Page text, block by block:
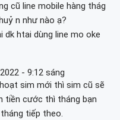
cũ line mobile hàng thág
n như nào ạ?
dk htai dùng line mo oke
- 9:12 sáng
sim mới thì sim cũ sẽ
tiền cước thì tháng bạn
tiếp theo.